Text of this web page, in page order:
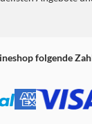
folgende